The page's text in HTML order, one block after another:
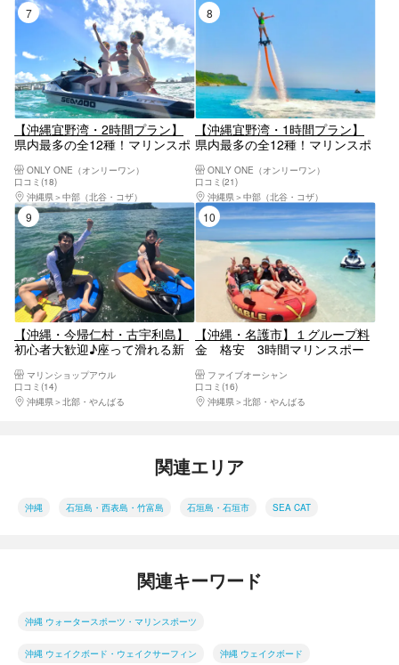
7位
【沖縄宜野湾・2時間プラン】
県内最多の全12種！マリンスポ
が丁寧にレクチャー〜
ONLY ONE（オンリーワン）
口コミ(18)
沖縄県
中部（北谷・コザ）
8位
【沖縄宜野湾・1時間プラン】
県内最多の全12種！マリンスポ
が丁寧にレクチャー〜
ONLY ONE（オンリーワン）
口コミ(21)
沖縄県
中部（北谷・コザ）
9位
【沖縄・今帰仁村・古宇利島】
初心者大歓迎♪座って滑れる新
ィスクボード』と大人気『ウェ
イクボード』から1点選べる大
人気プラン
マリンショップアウル
口コミ(14)
沖縄県
北部・やんばる
10位
【沖縄・名護市】１グループ料
金 格安 3時間マリンスポー
ファイブオーシャン
口コミ(16)
沖縄県
北部・やんばる
関連エリア
沖縄 石垣島・西表島・竹富島 石垣島・石垣市 SEA CAT
関連キーワード
沖縄 ウォータースポーツ・マリンスポーツ
沖縄 ウェイクボード・ウェイクサーフィン 沖縄 ウェイクボード